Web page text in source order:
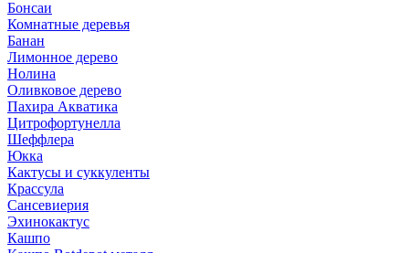
Бонсаи
Комнатные деревья
Банан
Лимонное дерево
Нолина
Оливковое дерево
Пахира Акватика
Цитрофортунелла
Шеффлера
Юкка
Кактусы и суккуленты
Крассула
Сансевиерия
Эхинокактус
Кашпо